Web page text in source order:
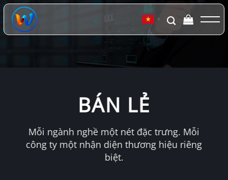
Chuyển
đến
dung
▼
BÁN LẺ
Mỗi ngành nghề một nét đặc trưng. Mỗi
công ty một nhận diện thương hiệu riêng
biệt.